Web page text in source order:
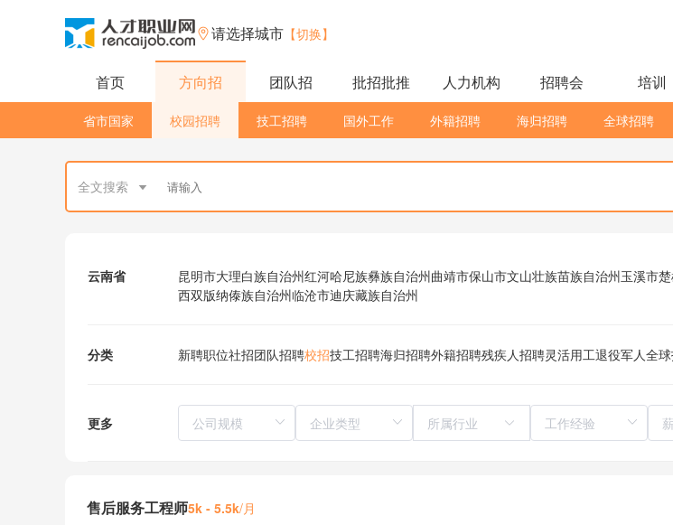
请选择城市 【切换】
首页 方向招 团队招 批招批推 人力机构 招聘会 培训
省市国家 校园招聘 技工招聘 国外工作 外籍招聘 海归招聘 全球招聘
全文搜索
云南省 昆明市大理白族自治州红河哈尼族彝族自治州曲靖市保山市文山壮族苗族自治州玉溪市
西双版纳傣族自治州临沧市迪庆藏族自治州
分类 新聘职位社招团队招聘校招技工招聘海归招聘外籍招聘残疾人招聘灵活用工退役军人全
更多 所属行业
售后服务工程师5k - 5.5k/月